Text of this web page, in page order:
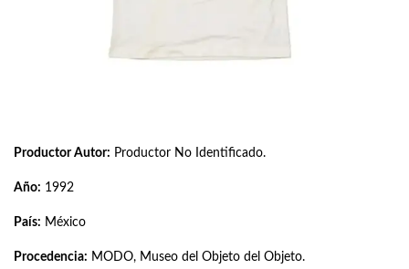
Productor Autor: Productor No Identificado.
Año: 1992
País: México
Procedencia: MODO, Museo del Objeto del Objeto.